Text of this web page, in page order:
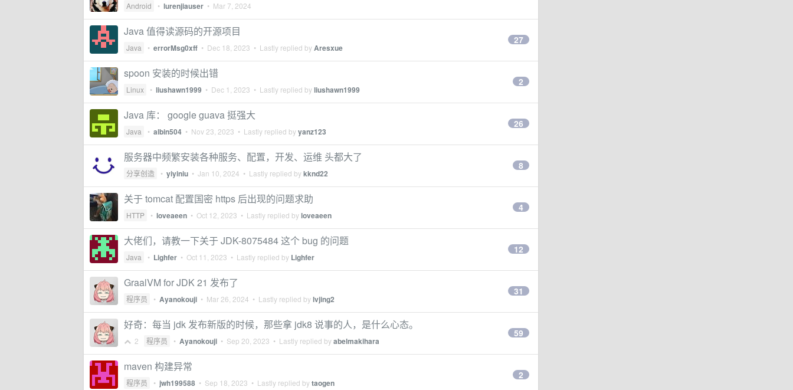
Android • lurenjiauser • Mar 7, 2024
Java 值得读源码的开源项目
Java • errorMsg0xff • Dec 18, 2023 • Lastly replied byAresxue
27
spoon 安装的时候出错
Linux • liushawn1999 • Dec 1, 2023 • Lastly replied byliushawn1999
2
Java 库： google guava 挺强大
Java • albin504 • Nov 23, 2023 • Lastly replied byyanz123
26
服务器中频繁安装各种服务、配置，开发、运维 头都大了
分享创造 • yiyiniu • Jan 10, 2024 • Lastly replied bykknd22
8
关于 tomcat 配置国密 https 后出现的问题求助
HTTP • loveaeen • Oct 12, 2023 • Lastly replied byloveaeen
4
大佬们，请教一下关于 JDK-8075484 这个 bug 的问题
Java • Lighfer • Oct 11, 2023 • Lastly replied by Lighfer
12
GraalVM for JDK 21 发布了
程序员 • Ayanokouji • Mar 26, 2024 • Lastly replied bylvjing2
31
好奇：每当 jdk 发布新版的时候，那些拿 jdk8 说事的人，是什么心态。
2 程序员 • Ayanokouji • Sep 20, 2023 • Lastly replied byabelmakihara
59
maven 构建异常
程序员 • jwh199588 • Sep 18, 2023 • Lastly replied bytaogen
2